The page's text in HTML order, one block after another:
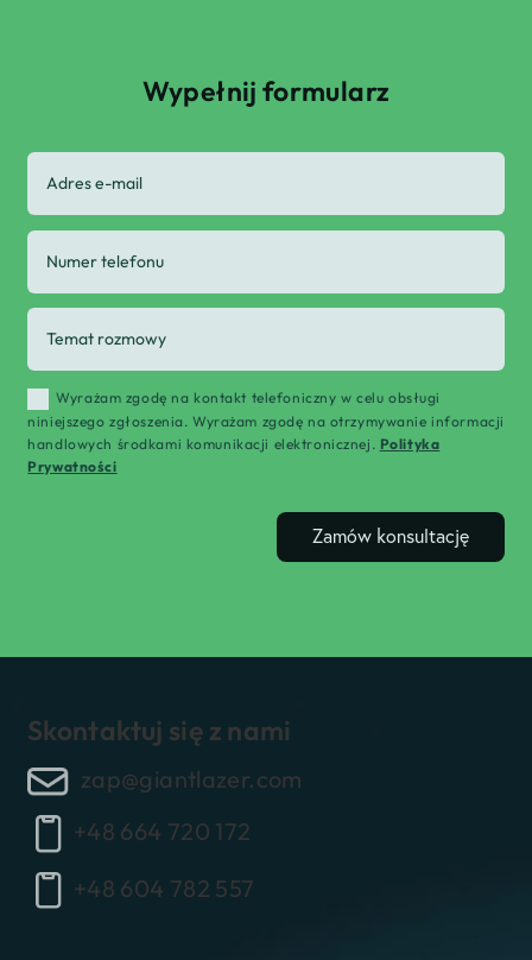
Wypełnij formularz
Wyrażam zgodę na kontakt telefoniczny w celu obsługi
niniejszego zgłoszenia. Wyrażam zgodę na otrzymywanie informacji
handlowych środkami komunikacji elektronicznej. Polityka
Prywatności
Zamów konsultację
Skontaktuj się z nami
zap@giantlazer.com
+48 664 720 172
+48 604 782 557